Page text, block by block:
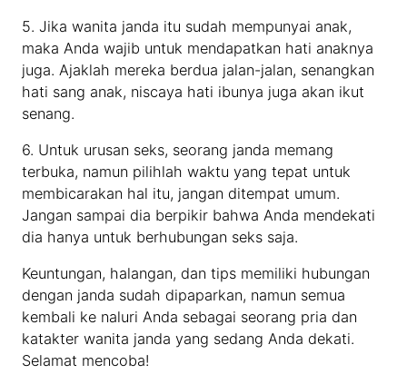
5. Jika wanita janda itu sudah mempunyai anak,
maka Anda wajib untuk mendapatkan hati anaknya
juga. Ajaklah mereka berdua jalan-jalan, senangkan
hati sang anak, niscaya hati ibunya juga akan ikut
senang.
6. Untuk urusan seks, seorang janda memang
terbuka, namun pilihlah waktu yang tepat untuk
membicarakan hal itu, jangan ditempat umum.
Jangan sampai dia berpikir bahwa Anda mendekati
dia hanya untuk berhubungan seks saja.
Keuntungan, halangan, dan tips memiliki hubungan
dengan janda sudah dipaparkan, namun semua
kembali ke naluri Anda sebagai seorang pria dan
katakter wanita janda yang sedang Anda dekati.
Selamat mencoba!